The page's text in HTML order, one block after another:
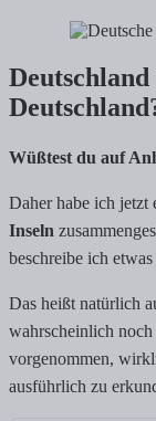
Wüßtest du auf
Daher habe ich jetzt
Inseln
beschreibe ich
Das heißt natürlich
wahrscheinlich
vorgenommen,
ausführlich zu